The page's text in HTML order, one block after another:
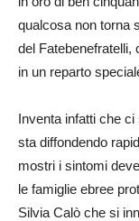
qualcosa non torna
del Fatebenefratelli,
in un reparto
Inventa infatti che
sta diffondendo
mostri i sintomi
le famiglie ebree
Silvia Calò che si